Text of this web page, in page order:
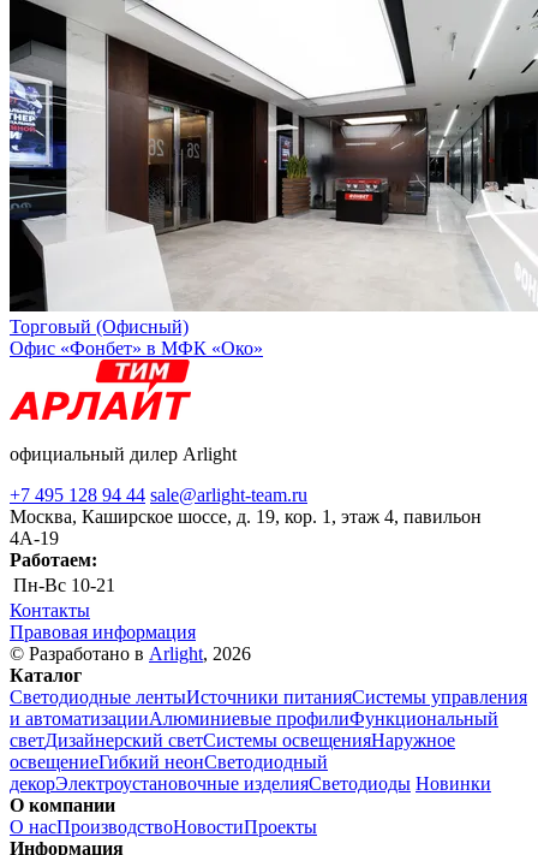
Торговый (Офисный)
Офис «Фонбет» в МФК «Око»
официальный дилер Arlight
+7 495 128 94 44 sale@arlight-team.ru
Москва, Каширское шоссе, д. 19, кор. 1, этаж 4, павильон
4А-19
Работаем:
Пн-Вс 10-21
Контакты
Правовая информация
© Разработано в Arlight, 2026
Каталог
Светодиодные лентыИсточники питанияСистемы управления
и автоматизацииАлюминиевые профилиФункциональный
светДизайнерский светСистемы освещенияНаружное
освещениеГибкий неонСветодиодный
декорЭлектроустановочные изделияСветодиоды Новинки
О компании
О насПроизводствоНовостиПроекты
Информация